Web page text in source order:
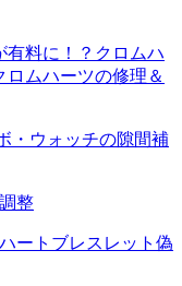
有料に！？クロムハ
ムハーツの修理＆
・ウォッチの隙間補
整
ートブレスレット偽